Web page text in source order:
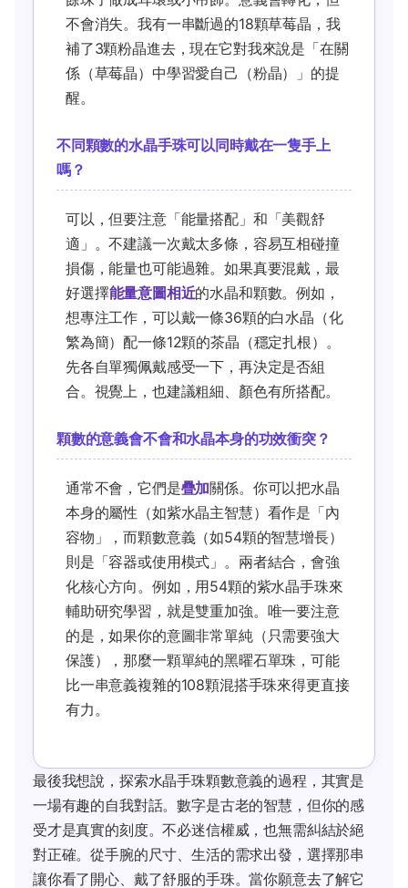
不會消失。我有一串斷過的18顆草莓晶，我
補了3顆粉晶進去，現在它對我來說是「在關
係（草莓晶）中學習愛自己（粉晶）」的提
醒。
不同顆數的水晶手珠可以同時戴在一隻手上
嗎？
可以，但要注意「能量搭配」和「美觀舒
適」。不建議一次戴太多條，容易互相碰撞
損傷，能量也可能過雜。如果真要混戴，最
好選擇能量意圖相近的水晶和顆數。例如，
想專注工作，可以戴一條36顆的白水晶（化
繁為簡）配一條12顆的茶晶（穩定扎根）。
先各自單獨佩戴感受一下，再決定是否組
合。視覺上，也建議粗細、顏色有所搭配。
顆數的意義會不會和水晶本身的功效衝突？
通常不會，它們是疊加關係。你可以把水晶
本身的屬性（如紫水晶主智慧）看作是「內
容物」，而顆數意義（如54顆的智慧增長）
則是「容器或使用模式」。兩者結合，會強
化核心方向。例如，用54顆的紫水晶手珠來
輔助研究學習，就是雙重加強。唯一要注意
的是，如果你的意圖非常單純（只需要強大
保護），那麼一顆單純的黑曜石單珠，可能
比一串意義複雜的108顆混搭手珠來得更直接
有力。
最後我想說，探索水晶手珠顆數意義的過程，其實是
一場有趣的自我對話。數字是古老的智慧，但你的感
受才是真實的刻度。不必迷信權威，也無需糾結於絕
對正確。從手腕的尺寸、生活的需求出發，選擇那串
讓你看了開心、戴了舒服的手珠。當你願意去了解它